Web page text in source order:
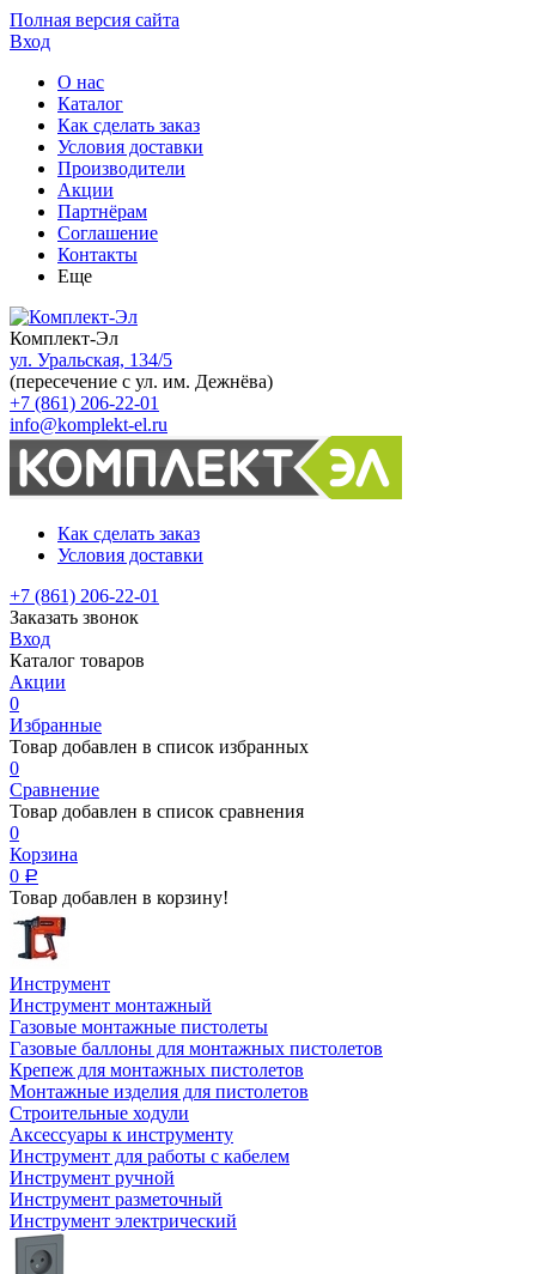
Полная версия сайта
Вход
О нас
Каталог
Как сделать заказ
Условия доставки
Производители
Акции
Партнёрам
Соглашение
Контакты
Еще
Комплект-Эл
ул. Уральская, 134/5
(пересечение с ул. им. Дежнёва)
+7 (861) 206-22-01
info@komplekt-el.ru
Как сделать заказ
Условия доставки
+7 (861) 206-22-01
Заказать звонок
Вход
Каталог товаров
Акции
0
Избранные
Товар добавлен в список избранных
0
Сравнение
Товар добавлен в список сравнения
0
Корзина
0 Р
Товар добавлен в корзину!
Инструмент
Инструмент монтажный
Газовые монтажные пистолеты
Газовые баллоны для монтажных пистолетов
Крепеж для монтажных пистолетов
Монтажные изделия для пистолетов
Строительные ходули
Аксессуары к инструменту
Инструмент для работы с кабелем
Инструмент ручной
Инструмент разметочный
Инструмент электрический